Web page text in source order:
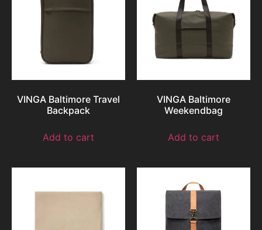
VINGA Baltimore Travel
Backpack
Add to cart
VINGA Baltimore
Weekendbag
Add to cart